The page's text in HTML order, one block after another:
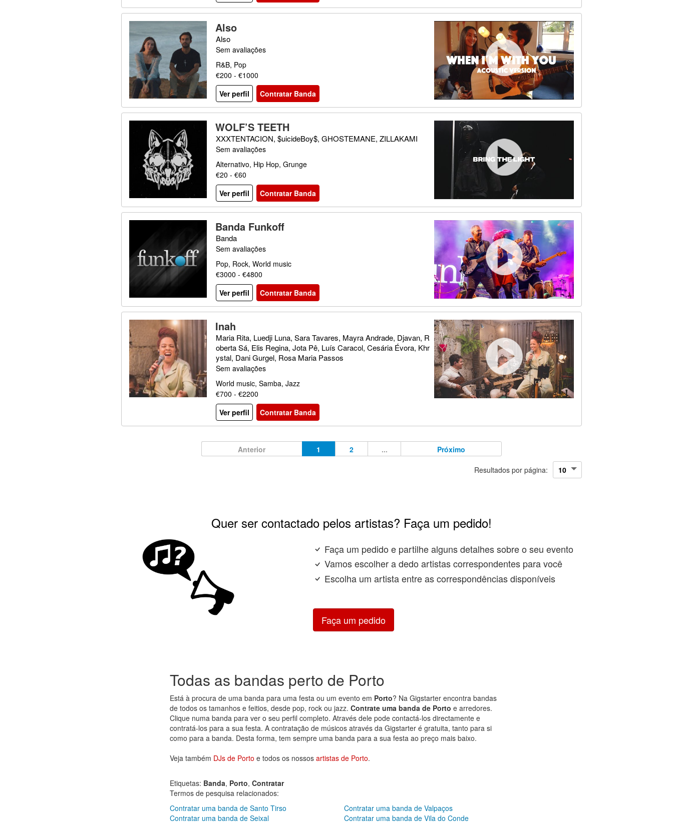
Also
Also
Sem avaliações
R&B, Pop
€200 - €1000
Ver perfil
Contratar Banda
WOLF’S TEETH
XXXTENTACION, $uicideBoy$, GHOSTEMANE, ZILLAKAMI
Sem avaliações
Alternativo, Hip Hop, Grunge
€20 - €60
Ver perfil
Contratar Banda
Banda Funkoff
Banda
Sem avaliações
Pop, Rock, World music
€3000 - €4800
Ver perfil
Contratar Banda
Inah
Maria Rita, Luedji Luna, Sara Tavares, Mayra Andrade, Djavan, R
oberta Sá, Elis Regina, Jota Pê, Luís Caracol, Cesária Évora, Khr
ystal, Dani Gurgel, Rosa Maria Passos
Sem avaliações
World music, Samba, Jazz
€700 - €2200
Ver perfil
Contratar Banda
Anterior 1 2 ... Próximo
Resultados por página:
Quer ser contactado pelos artistas? Faça um pedido!
Faça um pedido e partilhe alguns detalhes sobre o seu evento
Vamos escolher a dedo artistas correspondentes para você
Escolha um artista entre as correspondências disponíveis
Faça um pedido
Todas as bandas perto de Porto
Está à procura de uma banda para uma festa ou um evento em Porto? Na Gigstarter encontra bandas
de todos os tamanhos e feitios, desde pop, rock ou jazz. Contrate uma banda de Porto e arredores.
Clique numa banda para ver o seu perfil completo. Através dele pode contactá-los directamente e
contratá-los para a sua festa. A contratação de músicos através da Gigstarter é gratuita, tanto para si
como para a banda. Desta forma, tem sempre uma banda para a sua festa ao preço mais baixo.
Veja também DJs de Porto e todos os nossos artistas de Porto.
Etiquetas: Banda, Porto, Contratar
Termos de pesquisa relacionados:
Contratar uma banda de Santo Tirso
Contratar uma banda de Seixal
Contratar uma banda de Valpaços
Contratar uma banda de Vila do Conde